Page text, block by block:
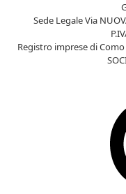
Sede Legale Via
Registro imprese di Como